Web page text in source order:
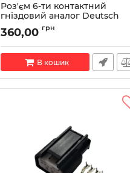
Роз'єм 6-ти контактний
гніздовий аналог Deutsch
DTM06-6S
Артикул: DTM06-6S
360,00 грн
В кошик